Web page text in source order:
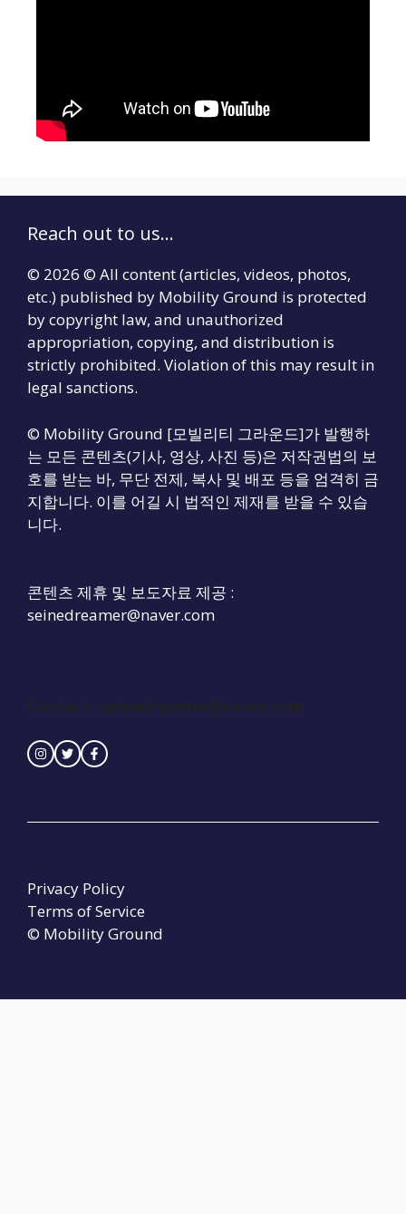
Reach out to us...
© 2026 © All content (articles, videos, photos,
etc.) published by Mobility Ground is protected
by copyright law, and unauthorized
appropriation, copying, and distribution is
strictly prohibited. Violation of this may result in
legal sanctions.
© Mobility Ground [모빌리티 그라운드]가 발행하
는 모든 콘텐츠(기사, 영상, 사진 등)은 저작권법의 보
호를 받는 바, 무단 전제, 복사 및 배포 등을 엄격히 금
지합니다. 이를 어길 시 법적인 제재를 받을 수 있습
니다.
콘텐츠 제휴 및 보도자료 제공 :
seinedreamer@naver.com
Contact : seinedreamer@naver.com
© Mobility Ground
Privacy Policy
Terms of Service